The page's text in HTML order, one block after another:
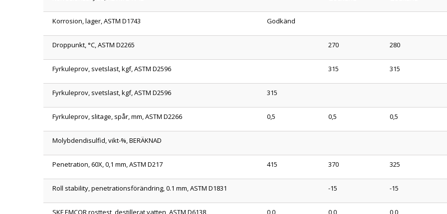
Korrosion, lager, ASTM D1743 Godkänd
Droppunkt, °C, ASTM D2265 270 280
Fyrkuleprov, svetslast, kgf, ASTM D2596 315 315
Fyrkuleprov, svetslast, kgf, ASTM D2596 315
Fyrkuleprov, slitage, spår, mm, ASTM D2266 0,5 0,5 0,5
Molybdendisulfid, vikt-%, BERÄKNAD
Penetration, 60X, 0,1 mm, ASTM D217 415 370 325
Roll stability, penetrationsförändring, 0.1 mm, ASTM D1831 -15 -15
SKF EMCOR rosttest, destillerat vatten, ASTM D6138 0,0 0,0 0,0